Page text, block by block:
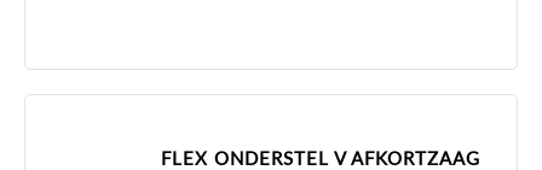
FLEX ONDERSTEL V AFKORTZAAG